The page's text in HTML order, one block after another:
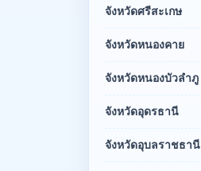
จังหวัดศรีสะเกษ
จังหวัดหนองคาย
จังหวัดหนองบัวลำภู
จังหวัดอุดรธานี
จังหวัดอุบลราชธานี